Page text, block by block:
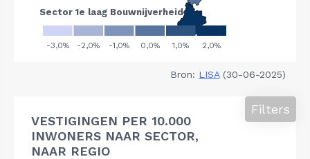
Bron: LISA(30-06-2025)
VESTIGINGEN PER 10.000
INWONERS NAAR SECTOR,
NAAR REGIO
Filters